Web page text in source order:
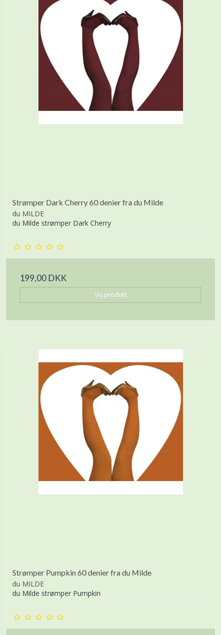
Strømper Dark Cherry 60 denier fra du Milde
du MILDE
du Milde strømper Dark Cherry
199,00 DKK
Vis produkt
Strømper Pumpkin 60 denier fra du Milde
du MILDE
du Milde strømper Pumpkin